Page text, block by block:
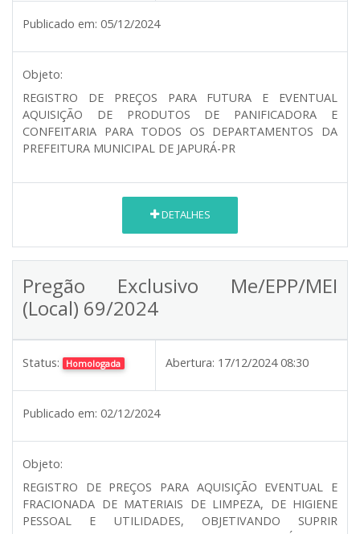
Publicado em: 05/12/2024
Objeto:
REGISTRO DE PREÇOS PARA FUTURA E EVENTUAL
AQUISIÇÃO DE PRODUTOS DE PANIFICADORA E
CONFEITARIA PARA TODOS OS DEPARTAMENTOS DA
PREFEITURA MUNICIPAL DE JAPURÁ-PR
DETALHES
Pregão Exclusivo Me/EPP/MEI
(Local) 69/2024
Status: Homologada Abertura: 17/12/2024 08:30
Publicado em: 02/12/2024
Objeto:
REGISTRO DE PREÇOS PARA AQUISIÇÃO EVENTUAL E
FRACIONADA DE MATERIAIS DE LIMPEZA, DE HIGIENE
PESSOAL E UTILIDADES, OBJETIVANDO SUPRIR